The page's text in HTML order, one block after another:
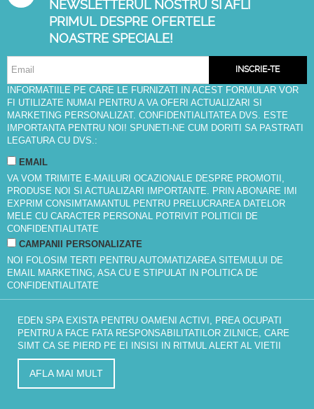
NEWSLETTERUL NOSTRU SI AFLI
PRIMUL DESPRE OFERTELE
NOASTRE SPECIALE!
INSCRIE-TE
INFORMATIILE PE CARE LE FURNIZATI IN ACEST FORMULAR VOR
FI UTILIZATE NUMAI PENTRU A VA OFERI ACTUALIZARI SI
MARKETING PERSONALIZAT. CONFIDENTIALITATEA DVS. ESTE
IMPORTANTA PENTRU NOI! SPUNETI-NE CUM DORITI SA PASTRATI
LEGATURA CU DVS.:
EMAIL
VA VOM TRIMITE E-MAILURI OCAZIONALE DESPRE PROMOTII,
PRODUSE NOI SI ACTUALIZARI IMPORTANTE. PRIN ABONARE IMI
EXPRIM CONSIMTAMANTUL PENTRU PRELUCRAREA DATELOR
MELE CU CARACTER PERSONAL POTRIVIT POLITICII DE
CONFIDENTIALITATE
CAMPANII PERSONALIZATE
NOI FOLOSIM TERTI PENTRU AUTOMATIZAREA SITEMULUI DE
EMAIL MARKETING, ASA CU E STIPULAT IN POLITICA DE
CONFIDENTIALITATE
EDEN SPA EXISTA PENTRU OAMENI ACTIVI, PREA OCUPATI
PENTRU A FACE FATA RESPONSABILITATILOR ZILNICE, CARE
SIMT CA SE PIERD PE EI INSISI IN RITMUL ALERT AL VIETII
AFLA MAI MULT